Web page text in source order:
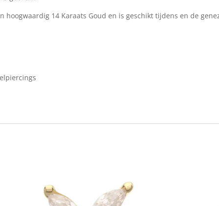
hoogwaardig 14 Karaats Goud en is geschikt tijdens en de